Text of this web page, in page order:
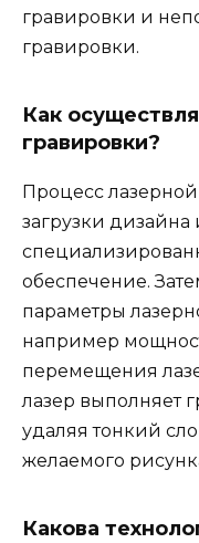
гравировки и
гравировки.
Как
гравировки?
Процесс
загрузки
обеспечение.
параметры
например
перемещения
лазер выполняет
удаляя тонкий
желаемого
Какова